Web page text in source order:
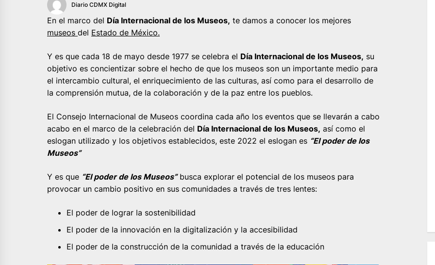
Diario CDMX Digital
En el marco del Día Internacional de los Museos, te damos a conocer los mejores
museos del Estado de México.
Y es que cada 18 de mayo desde 1977 se celebra el Día Internacional de los Museos, su
objetivo es concientizar sobre el hecho de que los museos son un importante medio para
el intercambio cultural, el enriquecimiento de las culturas, así como para el desarrollo de
la comprensión mutua, de la colaboración y de la paz entre los pueblos.
El Consejo Internacional de Museos coordina cada año los eventos que se llevarán a cabo
acabo en el marco de la celebración del Día Internacional de los Museos, así como el
eslogan utilizado y los objetivos establecidos, este 2022 el eslogan es “El poder de los
Museos”
Y es que “El poder de los Museos”busca explorar el potencial de los museos para
provocar un cambio positivo en sus comunidades a través de tres lentes:
El poder de lograr la sostenibilidad
El poder de la innovación en la digitalización y la accesibilidad
El poder de la construcción de la comunidad a través de la educación